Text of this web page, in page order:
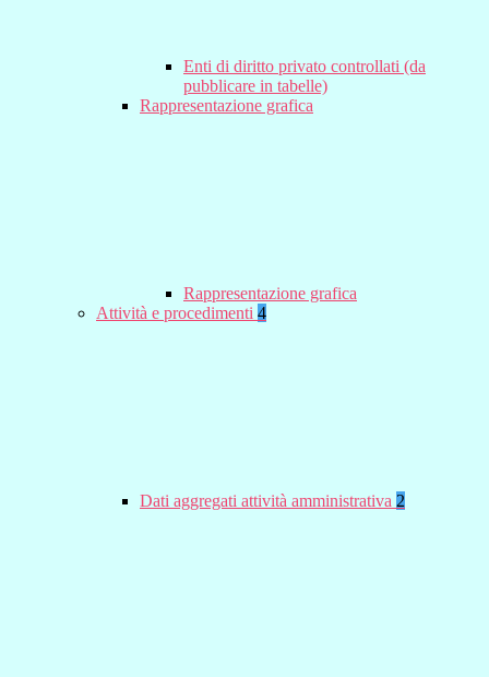
Enti di diritto privato controllati (da
pubblicare in tabelle)
Rappresentazione grafica
Rappresentazione grafica
Attività e procedimenti 4
Dati aggregati attività amministrativa 2